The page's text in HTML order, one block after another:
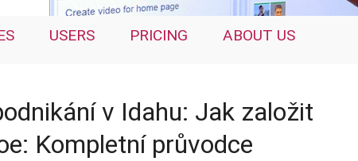
USERS PRICING ABOUT US
v Idahu: Jak založit
Kompletní průvodce